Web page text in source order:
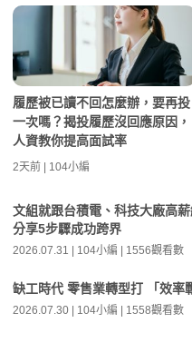
履歷被已讀不回怎麼辦，要再投
一次嗎？揭投履歷沒回應原因，
人資教你提高面試率
2天前 | 104小編
文組就跟台積電、科技大廠高
分享5步驟成功跨界
2026.07.31 | 104小編 | 1556觀看數
缺工時代 零售業轉型打 「效率
2026.07.30 | 104小編 | 1558觀看數